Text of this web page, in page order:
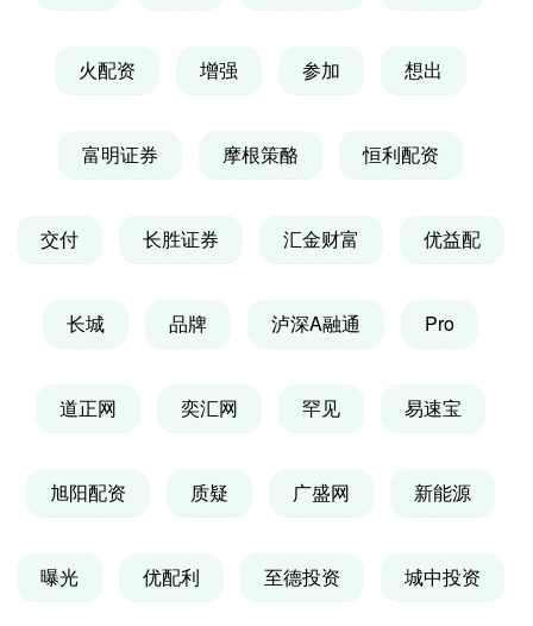
火配资 增强 参加 想出
富明证券 摩根策酪 恒利配资
交付 长胜证券 汇金财富 优益配
长城 品牌 泸深A融通 Pro
道正网 奕汇网 罕见 易速宝
旭阳配资 质疑 广盛网 新能源
曝光 优配利 至德投资 城中投资